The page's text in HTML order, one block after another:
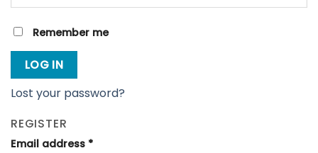
Remember me
LOG IN
Lost your password?
REGISTER
Email address *